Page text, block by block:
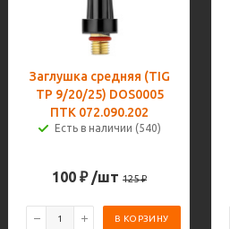
Заглушка средняя (TIG
TP 9/20/25) DOS0005
ПТК 072.090.202
Есть в наличии (540)
100 ₽ /шт 125₽
В КОРЗИНУ